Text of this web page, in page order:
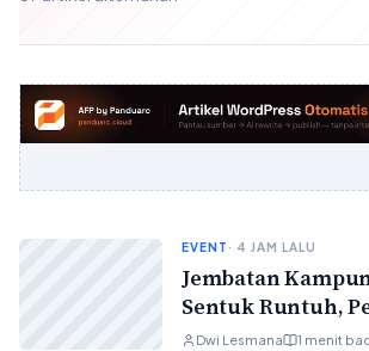
EVENT· 4 JAM LALU
Jembatan
Sentuk Runtuh,
pada Warga dan
Dwi Lesmana 1 menit